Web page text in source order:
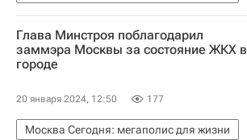
Москва
ЖКХ
Городское хозяйство Москвы
Комплекс городского хозяйства Москвы
Глава Минстроя поблагодарил
заммэра Москвы за состояние ЖКХ в
городе
20 января 2024, 12:50 177
Москва Сегодня: мегаполис для жизни